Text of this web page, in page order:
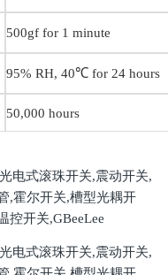
500gf for 1 minute
95% RH, 40℃ for 24 hours
50,000 hours